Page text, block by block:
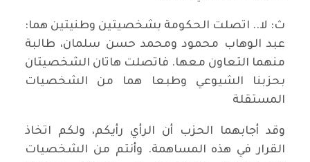
ث: لا.. اتصلت الحكومة بشخصيتين وطنيتين هما:
عبد الوهاب محمود ومحمد حسن سلمان، طالبة
منهما التعاون معها. فاتصلت هاتان الشخصيتان
بحزبنا الشيوعي وطبعا هما من الشخصيات
المستقلة
وقد أجابهما الحزب أن الرأي رأيكم، ولكم اتخاذ
القرار في هذه المساهمة. وأنتم من الشخصيات